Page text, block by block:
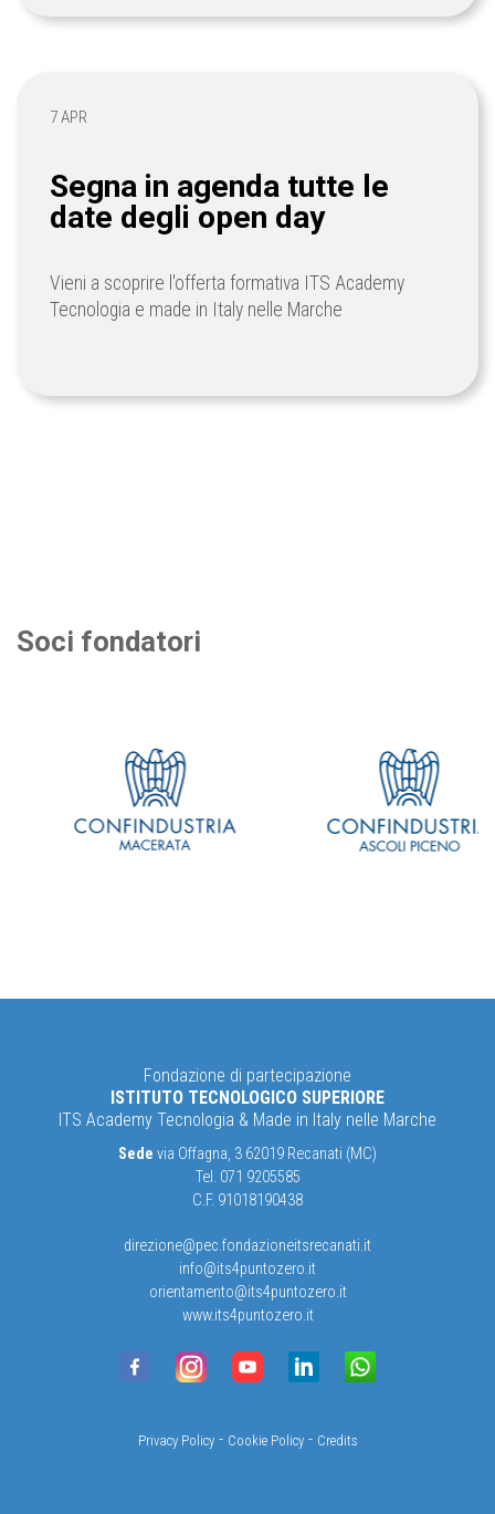
7 APR
Segna in agenda tutte le
date degli open day
Vieni a scoprire l'offerta formativa ITS Academy
Tecnologia e made in Italy nelle Marche
Soci fondatori
Fondazione di partecipazione
ISTITUTO TECNOLOGICO SUPERIORE
ITS Academy Tecnologia & Made in Italy nelle Marche
Sede via Offagna, 3 62019 Recanati (MC)
Tel. 071 9205585
C.F. 91018190438
direzione@pec.fondazioneitsrecanati.it
info@its4puntozero.it
orientamento@its4puntozero.it
www.its4puntozero.it
Privacy Policy- Cookie Policy- Credits